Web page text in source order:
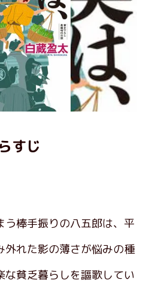
すじ
棒手振りの八五郎は、平
外れた影の薄さが悩みの種
な貧乏暮らしを謳歌してい